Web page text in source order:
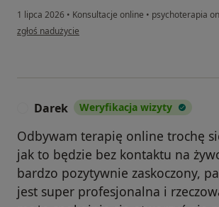
1 lipca 2026 • Konsultacje online • psychoterapia
w opinii użytkownika Andżelika
zgłoś nadużycie
Darek Weryfikacja wizyty
Odbywam terapię online trochę
jak to będzie bez kontaktu na
bardzo pozytywnie zaskoczony,
jest super profesjonalna i